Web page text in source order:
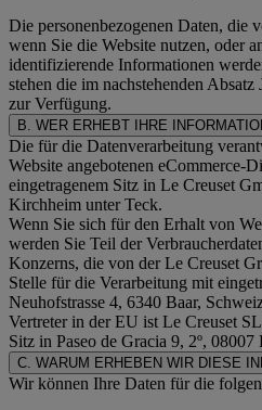
Die personenbezogenen Daten, die
wenn Sie die Website nutzen, oder
identifizierende Informationen
stehen die im nachstehenden Absatz
zur Verfügung.
B. WER ERHEBT IHRE
Die für die Datenverarbeitung
Website angebotenen eCommerce-
eingetragenem Sitz in Le Creuset
Kirchheim unter Teck.
Wenn Sie sich für den Erhalt von
werden Sie Teil der
Konzerns, die von der Le Creuset
Stelle für die Verarbeitung mit
Neuhofstrasse 4, 6340 Baar,
Vertreter in der EU ist Le Creuset
Sitz in Paseo de Gracia 9, 2º, 08007
C. WARUM ERHEBEN WIR DIESE
Wir können Ihre Daten für die